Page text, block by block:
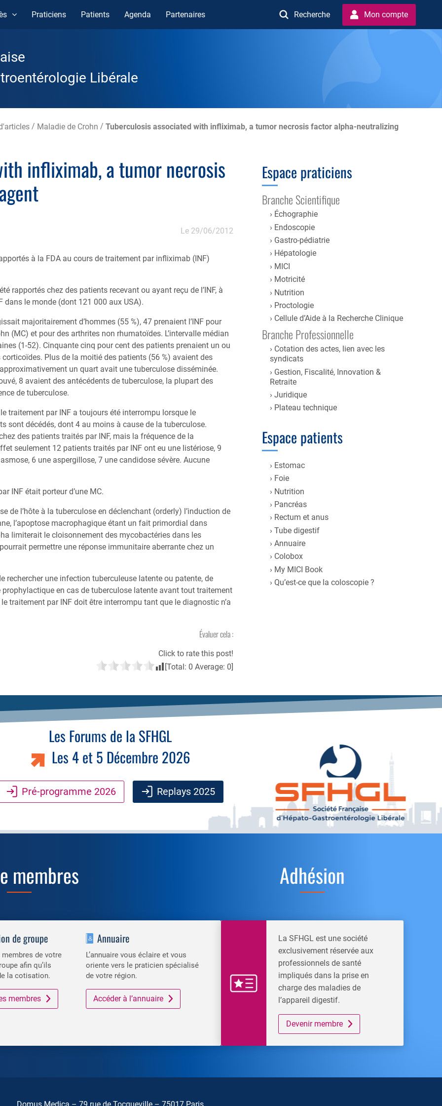
Praticiens Patients Agenda Partenaires Recherche Mon compte
Libérale
/ Maladie de Crohn /Tuberculosis associated with infliximab, a tumor necrosis factor alpha-neutralizing
infliximab, a tumor necrosis
Le 29/06/2012
à la FDA au cours de traitement par infliximab (INF)
rapportés chez des patients recevant ou ayant reçu de l’INF, à
le monde (dont 121 000 aux USA).
majoritairement d’hommes (55 %), 47 prenaient l’INF pour
(MC) et pour des arthrites non rhumatoïdes. L’intervalle médian
(1-52). Cinquante cinq pour cent des patients prenaient un ou
Plus de la moitié des patients (56 %) avaient des
un quart avait une tuberculose disséminée.
8 avaient des antécédents de tuberculose, la plupart des
de tuberculose.
traitement par INF a toujours été interrompu lorsque le
sont décédés, dont 4 au moins à cause de la tuberculose.
des patients traités par INF, mais la fréquence de la
seulement 12 patients traités par INF ont eu une listériose, 9
6 une aspergillose, 7 une candidose sévère. Aucune
INF était porteur d’une MC.
de l’hôte à la tuberculose en déclenchant (orderly) l’induction de
l’apoptose macrophagique étant un fait primordial dans
limiterait le cloisonnement des mycobactéries dans les
permettre une réponse immunitaire aberrante chez un
rechercher une infection tuberculeuse latente ou patente, de
en cas de tuberculose latente avant tout traitement
traitement par INF doit être interrompu tant que le diagnostic n’a
Évaluer cela :
Click to rate this post!
[Total: 0 Average: 0]
Espace praticiens
Branche Scientifique
Échographie
Endoscopie
Gastro-pédiatrie
Hépatologie
MICI
Motricité
Nutrition
Proctologie
Cellule d’Aide à la Recherche Clinique
Branche Professionnelle
Cotation des actes, lien avec les
syndicats
Gestion, Fiscalité, Innovation &
Retraite
Juridique
Plateau technique
Espace patients
Estomac
Foie
Nutrition
Pancréas
Rectum et anus
Tube digestif
Annuaire
Colobox
My MICI Book
Qu’est-ce que la coloscopie ?
Les Forums de la SFHGL
Les 4 et 5 Décembre 2026
Pré-programme 2026 Replays 2025
membres
de groupe
de votre
afin qu’ils
la cotisation.
membres
Annuaire
L’annuaire vous éclaire et vous
oriente vers le praticien spécialisé
de votre région.
Accéder à l’annuaire
Adhésion
La SFHGL est une société
exclusivement réservée aux
professionnels de santé
impliqués dans la prise en
charge des maladies de
l’appareil digestif.
Devenir membre